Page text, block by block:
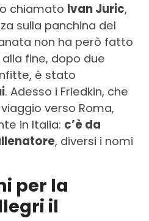
chiamato Ivan Juric,
sulla panchina del
non ha però fatto
fine, dopo due
è stato
. Adesso i Friedkin, che
verso Roma,
in Italia: c’è da
, diversi i nomi
per la
il